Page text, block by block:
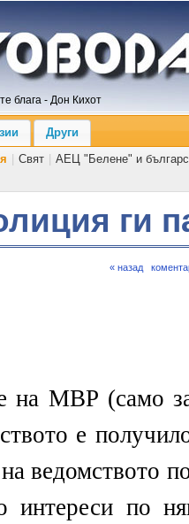
блага - Дон Кихот
Други
Свят
АЕЦ "Белене" и
ги
« назад
на МВР (само
е
ведомството
интереси по